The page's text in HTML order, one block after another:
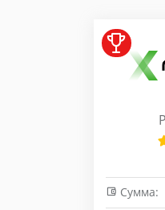
Сумма: